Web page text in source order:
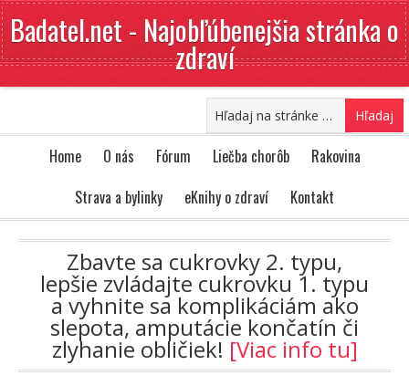
Badatel.net - Najobľúbenejšia stránka o
zdraví
Home O nás Fórum Liečba chorôb
Rakovina
Strava a bylinky
eKnihy o zdraví Kontakt
Zbavte sa cukrovky 2. typu,
lepšie zvládajte cukrovku 1. typu
a vyhnite sa komplikáciám ako
slepota, amputácie končatín či
zlyhanie obličiek! [Viac info tu]